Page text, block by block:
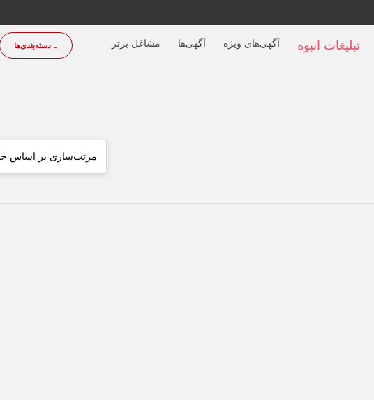
تبلیغات انبوه آگهی‌های ویژه آگهی‌ها مشاغل برتر دسته‌بندی‌ها